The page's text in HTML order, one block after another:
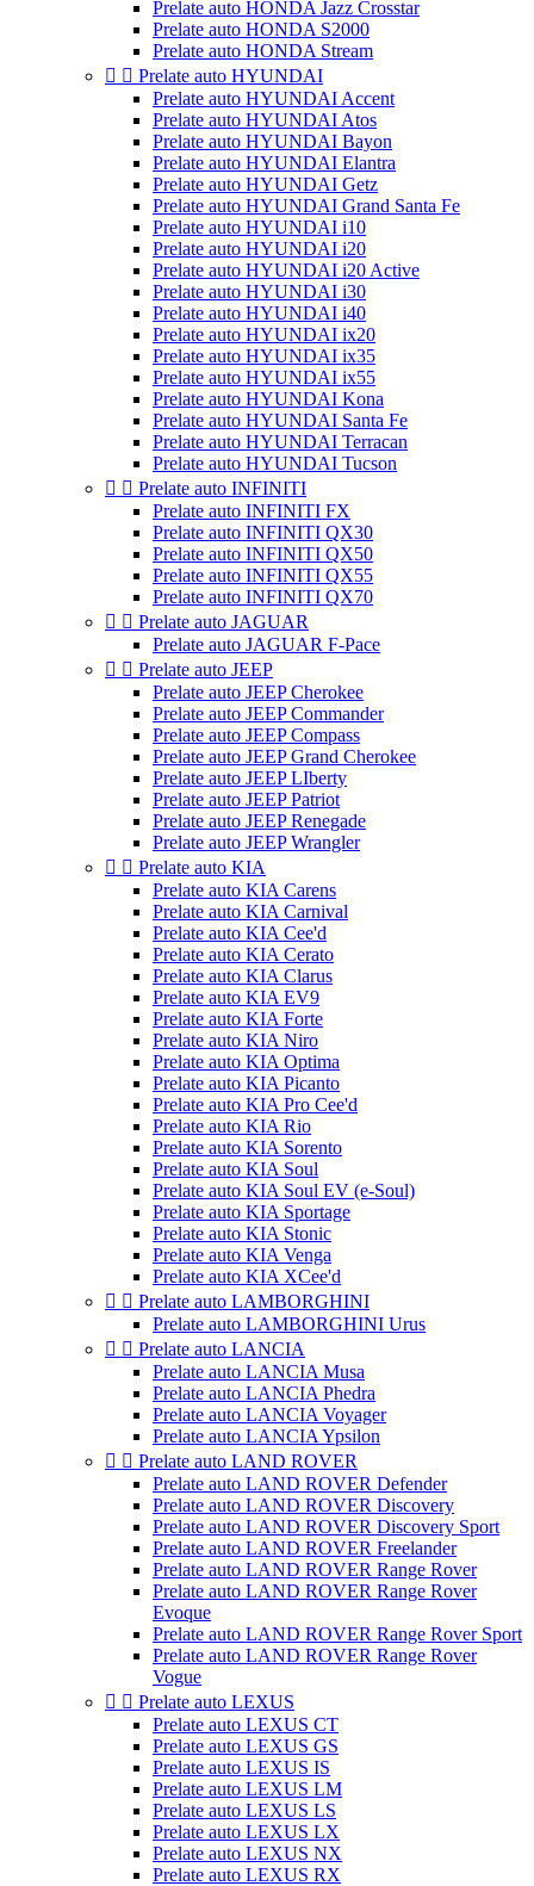
Prelate auto HONDA Jazz Crosstar
Prelate auto HONDA S2000
Prelate auto HONDA Stream
  Prelate auto HYUNDAI
Prelate auto HYUNDAI Accent
Prelate auto HYUNDAI Atos
Prelate auto HYUNDAI Bayon
Prelate auto HYUNDAI Elantra
Prelate auto HYUNDAI Getz
Prelate auto HYUNDAI Grand Santa Fe
Prelate auto HYUNDAI i10
Prelate auto HYUNDAI i20
Prelate auto HYUNDAI i20 Active
Prelate auto HYUNDAI i30
Prelate auto HYUNDAI i40
Prelate auto HYUNDAI ix20
Prelate auto HYUNDAI ix35
Prelate auto HYUNDAI ix55
Prelate auto HYUNDAI Kona
Prelate auto HYUNDAI Santa Fe
Prelate auto HYUNDAI Terracan
Prelate auto HYUNDAI Tucson
  Prelate auto INFINITI
Prelate auto INFINITI FX
Prelate auto INFINITI QX30
Prelate auto INFINITI QX50
Prelate auto INFINITI QX55
Prelate auto INFINITI QX70
  Prelate auto JAGUAR
Prelate auto JAGUAR F-Pace
  Prelate auto JEEP
Prelate auto JEEP Cherokee
Prelate auto JEEP Commander
Prelate auto JEEP Compass
Prelate auto JEEP Grand Cherokee
Prelate auto JEEP LIberty
Prelate auto JEEP Patriot
Prelate auto JEEP Renegade
Prelate auto JEEP Wrangler
  Prelate auto KIA
Prelate auto KIA Carens
Prelate auto KIA Carnival
Prelate auto KIA Cee'd
Prelate auto KIA Cerato
Prelate auto KIA Clarus
Prelate auto KIA EV9
Prelate auto KIA Forte
Prelate auto KIA Niro
Prelate auto KIA Optima
Prelate auto KIA Picanto
Prelate auto KIA Pro Cee'd
Prelate auto KIA Rio
Prelate auto KIA Sorento
Prelate auto KIA Soul
Prelate auto KIA Soul EV (e-Soul)
Prelate auto KIA Sportage
Prelate auto KIA Stonic
Prelate auto KIA Venga
Prelate auto KIA XCee'd
  Prelate auto LAMBORGHINI
Prelate auto LAMBORGHINI Urus
  Prelate auto LANCIA
Prelate auto LANCIA Musa
Prelate auto LANCIA Phedra
Prelate auto LANCIA Voyager
Prelate auto LANCIA Ypsilon
  Prelate auto LAND ROVER
Prelate auto LAND ROVER Defender
Prelate auto LAND ROVER Discovery
Prelate auto LAND ROVER Discovery Sport
Prelate auto LAND ROVER Freelander
Prelate auto LAND ROVER Range Rover
Prelate auto LAND ROVER Range Rover
Evoque
Prelate auto LAND ROVER Range Rover Sport
Prelate auto LAND ROVER Range Rover
Vogue
  Prelate auto LEXUS
Prelate auto LEXUS CT
Prelate auto LEXUS GS
Prelate auto LEXUS IS
Prelate auto LEXUS LM
Prelate auto LEXUS LS
Prelate auto LEXUS LX
Prelate auto LEXUS NX
Prelate auto LEXUS RX